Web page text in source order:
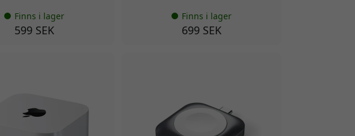
Finns i lager
599 SEK
Finns i lager
699 SEK